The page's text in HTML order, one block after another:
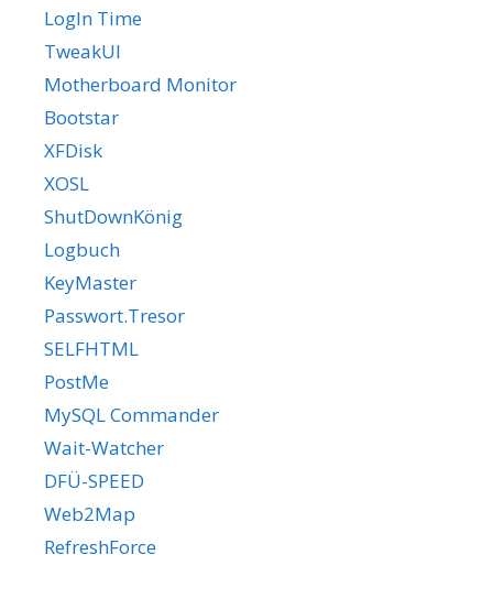
LogIn Time
TweakUI
Motherboard Monitor
Bootstar
XFDisk
XOSL
ShutDownKönig
Logbuch
KeyMaster
Passwort.Tresor
SELFHTML
PostMe
MySQL Commander
Wait-Watcher
DFÜ-SPEED
Web2Map
RefreshForce